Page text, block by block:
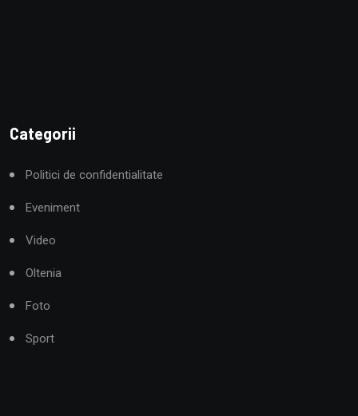
Categorii
Politici de confidentialitate
Eveniment
Video
Oltenia
Foto
Sport